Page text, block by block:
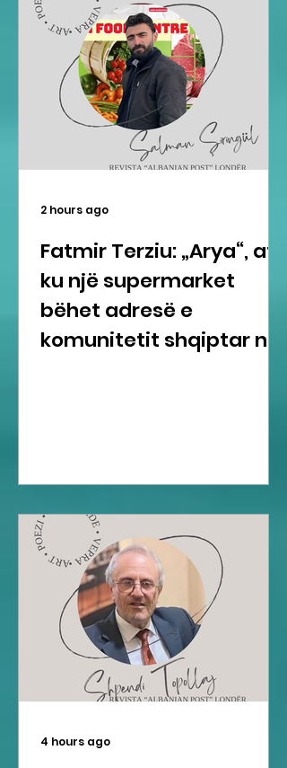
Fatmir Terziu: „Arya“, aty
ku një supermarket
bëhet adresë e
komunitetit shqiptar në
2 hours ago
4 hours ago